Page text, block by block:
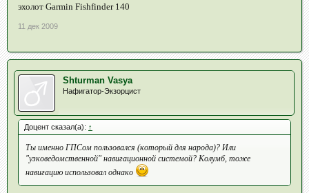
эхолот Garmin Fishfinder 140
11 дек 2009
Shturman Vasya
Нафигатор-Экзорцист
Доцент сказал(а): ↑
Ты именно ГПСом пользовался (который для народа)? Или
"узковедомственной" навигационной системой? Колумб, тоже
навигацию использовал однако